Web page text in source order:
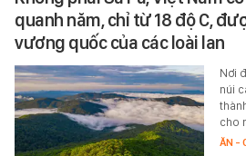
quanh năm, chỉ từ 18 độ C,
vương quốc của các loài lan
Nơi
núi
cho
ĂN -